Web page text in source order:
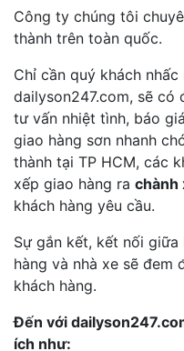
Công ty chúng tôi
thành trên toàn quốc.
Chỉ cần quý khách
dailyson247.com, sẽ có
tư vấn nhiệt tình, báo
giao hàng sơn nhanh
thành tại TP HCM, các
xếp giao hàng ra chành
khách hàng yêu cầu.
Sự gắn kết, kết nối giữa
hàng và nhà xe sẽ đem
khách hàng.
Đến với
ích như: